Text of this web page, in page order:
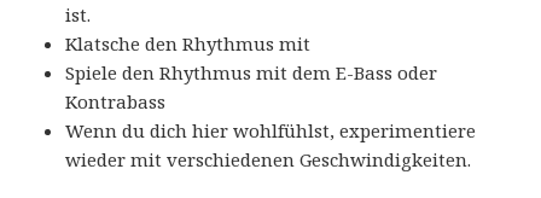
ist.
Klatsche den Rhythmus mit
Spiele den Rhythmus mit dem E-Bass oder
Kontrabass
Wenn du dich hier wohlfühlst, experimentiere
wieder mit verschiedenen Geschwindigkeiten.